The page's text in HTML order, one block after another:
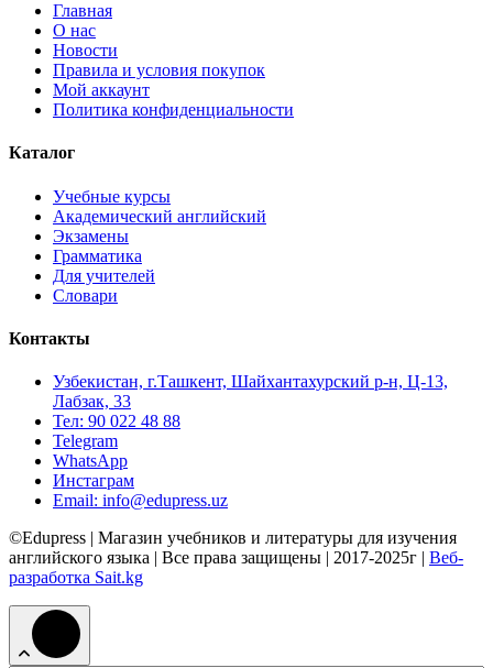
Главная
О нас
Новости
Правила и условия покупок
Мой аккаунт
Политика конфиденциальности
Каталог
Учебные курсы
Академический английский
Экзамены
Грамматика
Для учителей
Словари
Контакты
Узбекистан, г.Ташкент, Шайхантахурский р-н, Ц-13,
Лабзак, 33
Тел: 90 022 48 88
Telegram
WhatsApp
Инстаграм
Email: info@edupress.uz
©Edupress | Магазин учебников и литературы для изучения
английского языка | Все права защищены | 2017-2025г | Веб-
разработка Sait.kg